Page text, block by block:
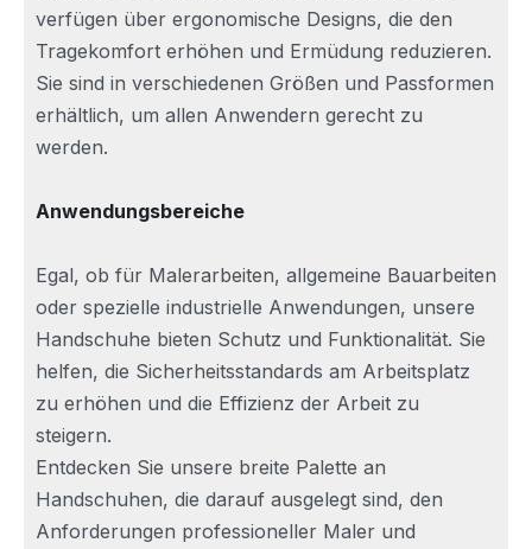
verfügen über ergonomische Designs, die den
Tragekomfort erhöhen und Ermüdung reduzieren.
Sie sind in verschiedenen Größen und Passformen
erhältlich, um allen Anwendern gerecht zu
werden.
Anwendungsbereiche
Egal, ob für Malerarbeiten, allgemeine Bauarbeiten
oder spezielle industrielle Anwendungen, unsere
Handschuhe bieten Schutz und Funktionalität. Sie
helfen, die Sicherheitsstandards am Arbeitsplatz
zu erhöhen und die Effizienz der Arbeit zu
steigern.
Entdecken Sie unsere breite Palette an
Handschuhen, die darauf ausgelegt sind, den
Anforderungen professioneller Maler und